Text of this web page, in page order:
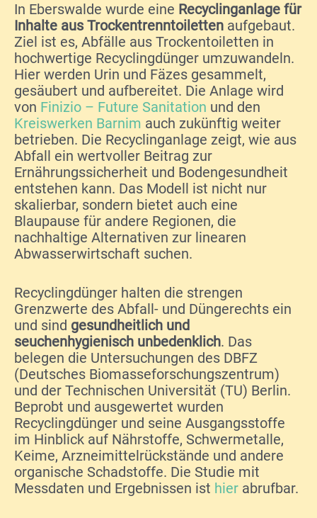
In Eberswalde wurde eine Recyclinganlage für
Inhalte aus Trockentrenntoiletten aufgebaut.
Ziel ist es, Abfälle aus Trockentoiletten in
hochwertige Recyclingdünger umzuwandeln.
Hier werden Urin und Fäzes gesammelt,
gesäubert und aufbereitet. Die Anlage wird
von Finizio – Future Sanitation und den
Kreiswerken Barnim auch zukünftig weiter
betrieben. Die Recyclinganlage zeigt, wie aus
Abfall ein wertvoller Beitrag zur
Ernährungssicherheit und Bodengesundheit
entstehen kann. Das Modell ist nicht nur
skalierbar, sondern bietet auch eine
Blaupause für andere Regionen, die
nachhaltige Alternativen zur linearen
Abwasserwirtschaft suchen.
Recyclingdünger halten die strengen
Grenzwerte des Abfall- und Düngerechts ein
und sind gesundheitlich und
seuchenhygienisch unbedenklich. Das
belegen die Untersuchungen des DBFZ
(Deutsches Biomasseforschungszentrum)
und der Technischen Universität (TU) Berlin.
Beprobt und ausgewertet wurden
Recyclingdünger und seine Ausgangsstoffe
im Hinblick auf Nährstoffe, Schwermetalle,
Keime, Arzneimittelrückstände und andere
organische Schadstoffe. Die Studie mit
Messdaten und Ergebnissen ist hier abrufbar.